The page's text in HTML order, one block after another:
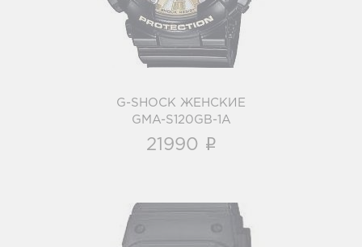
G-SHOCK ЖЕНСКИЕ
GMA-S120GB-1A
21990 i